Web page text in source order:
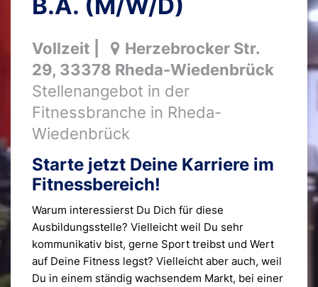
B.A. (M/W/D)
Vollzeit
Herzebrocker Str.
29, 33378 Rheda-Wiedenbrück
Stellenangebot in der
Fitnessbranche in Rheda-
Wiedenbrück
Starte jetzt Deine Karriere im
Fitnessbereich!
Warum interessierst Du Dich für diese
Ausbildungsstelle? Vielleicht weil Du sehr
kommunikativ bist, gerne Sport treibst und Wert
auf Deine Fitness legst? Vielleicht aber auch, weil
Du in einem ständig wachsendem Markt, bei einer